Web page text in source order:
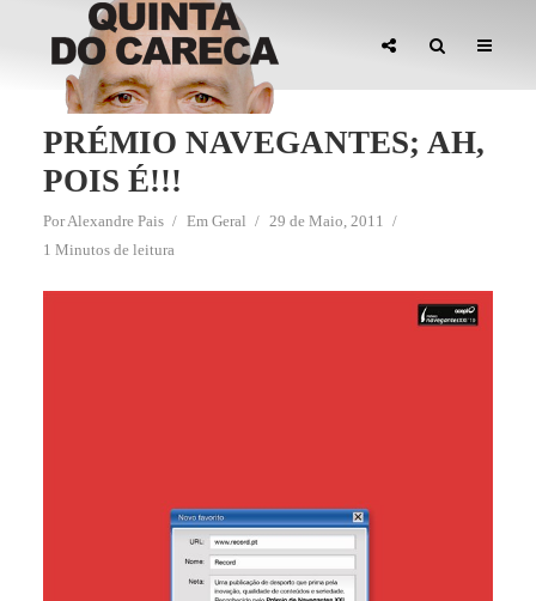
PRÉMIO NAVEGANTES; AH,
POIS É!!!
PorAlexandre Pais Em Geral
29 de Maio, 2011
1 Minutos de leitura